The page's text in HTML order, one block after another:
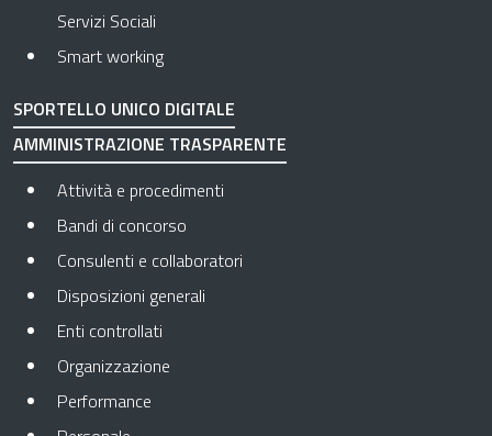
Servizi Sociali
Smart working
SPORTELLO UNICO DIGITALE
AMMINISTRAZIONE TRASPARENTE
Attività e procedimenti
Bandi di concorso
Consulenti e collaboratori
Disposizioni generali
Enti controllati
Organizzazione
Performance